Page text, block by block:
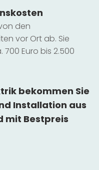
nskosten
n den
vor Ort ab. Sie
700 Euro bis 2.500
bekommen Sie
Installation aus
mit Bestpreis